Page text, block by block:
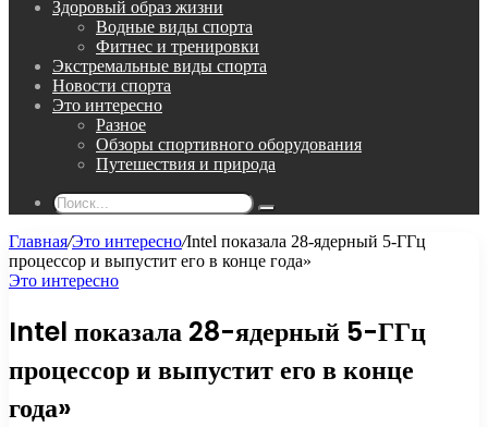
Здоровый образ жизни
Водные виды спорта
Фитнес и тренировки
Экстремальные виды спорта
Новости спорта
Это интересно
Разное
Обзоры спортивного оборудования
Путешествия и природа
Поиск...
Главная/Это интересно/Intel показала 28-ядерный 5-ГГц
процессор и выпустит его в конце года»
Это интересно
Intel показала 28-ядерный 5-ГГц
процессор и выпустит его в конце
года»